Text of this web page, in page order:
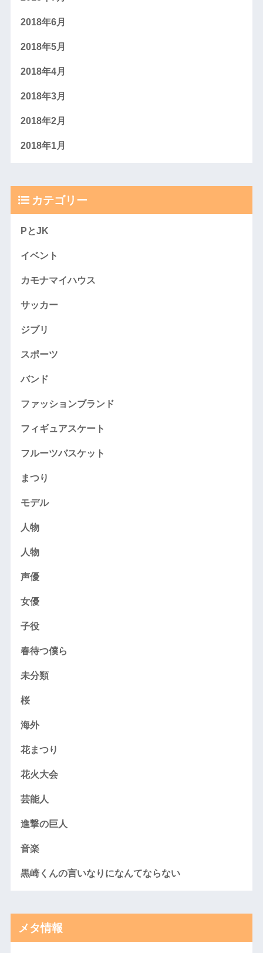
2018年6月
2018年5月
2018年4月
2018年3月
2018年2月
2018年1月
カテゴリー
PとJK
イベント
カモナマイハウス
サッカー
ジブリ
スポーツ
バンド
ファッションブランド
フィギュアスケート
フルーツバスケット
まつり
モデル
人物
人物
声優
女優
子役
春待つ僕ら
未分類
桜
海外
花まつり
花火大会
芸能人
進撃の巨人
音楽
黒崎くんの言いなりになんてならない
メタ情報